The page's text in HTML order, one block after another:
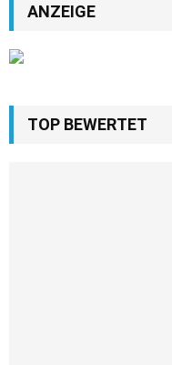
ANZEIGE
TOP BEWERTET